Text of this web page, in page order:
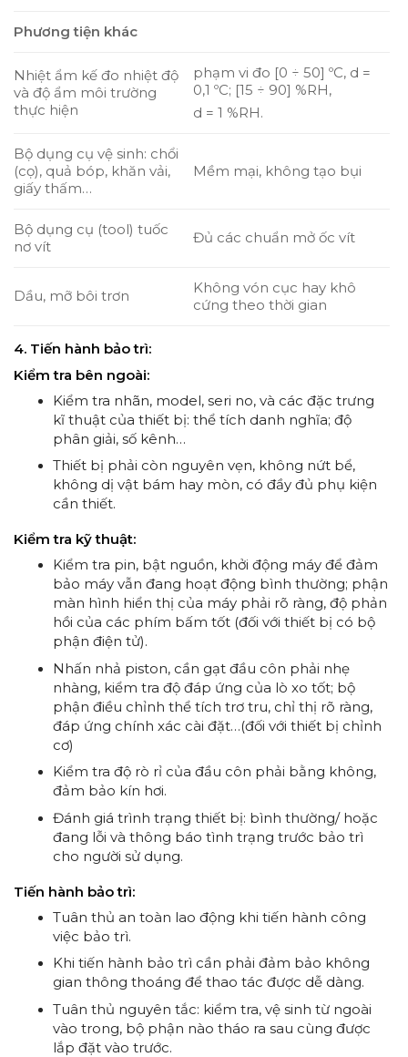
Phương tiện khác
Nhiệt ẩm kế đo nhiệt độ
và độ ẩm môi trường
thực hiện
phạm vi đo [0 ÷ 50] ºC, d =
0,1 ºC; [15 ÷ 90] %RH,
d = 1 %RH.
Bộ dụng cụ vệ sinh: chổi
(cọ), quả bóp, khăn vải,
giấy thấm…
Mềm mại, không tạo bụi
Bộ dụng cụ (tool) tuốc
nơ vít
Đủ các chuẩn mở ốc vít
Dầu, mỡ bôi trơn
Không vón cục hay khô
cứng theo thời gian
4. Tiến hành bảo trì:
Kiểm tra bên ngoài:
Kiểm tra nhãn, model, seri no, và các đặc trưng
kĩ thuật của thiết bị: thể tích danh nghĩa; độ
phân giải, số kênh…
Thiết bị phải còn nguyên vẹn, không nứt bể,
không dị vật bám hay mòn, có đầy đủ phụ kiện
cần thiết.
Kiểm tra kỹ thuật:
Kiểm tra pin, bật nguồn, khởi động máy để đảm
bảo máy vẫn đang hoạt động bình thường; phận
màn hình hiển thị của máy phải rõ ràng, độ phản
hồi của các phím bấm tốt (đối với thiết bị có bộ
phận điện tử).
Nhấn nhả piston, cần gạt đầu côn phải nhẹ
nhàng, kiểm tra độ đáp ứng của lò xo tốt; bộ
phận điều chỉnh thể tích trơ tru, chỉ thị rõ ràng,
đáp ứng chính xác cài đặt…(đối với thiết bị chỉnh
cơ)
Kiểm tra độ rò rỉ của đầu côn phải bằng không,
đảm bảo kín hơi.
Đánh giá trình trạng thiết bị: bình thường/ hoặc
đang lỗi và thông báo tình trạng trước bảo trì
cho người sử dụng.
Tiến hành bảo trì:
Tuân thủ an toàn lao động khi tiến hành công
việc bảo trì.
Khi tiến hành bảo trì cần phải đảm bảo không
gian thông thoáng để thao tác được dễ dàng.
Tuân thủ nguyên tắc: kiểm tra, vệ sinh từ ngoài
vào trong, bộ phận nào tháo ra sau cùng được
lắp đặt vào trước.